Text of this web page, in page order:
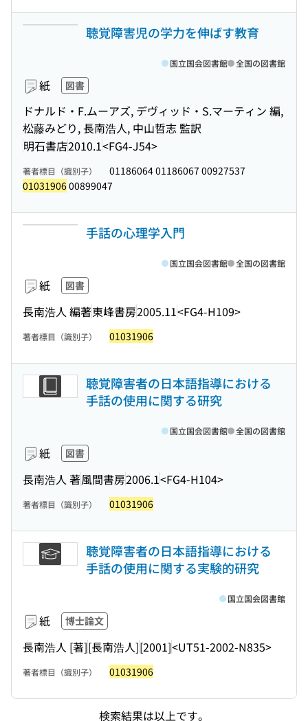
聴覚障害児の学力を伸ばす教育
紙 図書
ドナルド・F.ムーアズ, デヴィッド・S.マーティン 編,
松藤みどり, 長南浩人, 中山哲志 監訳
明石書店2010.1<FG4-J54>
国立国会図書館 全国の図書館
著者標目（識別子）
01186064 01186067 00927537
0103190600899047
手話の心理学入門
紙 図書
長南浩人 編著東峰書房2005.11<FG4-H109>
国立国会図書館 全国の図書館
著者標目（識別子） 01031906
聴覚障害者の日本語指導における
手話の使用に関する研究
紙 図書
長南浩人 著風間書房2006.1<FG4-H104>
国立国会図書館 全国の図書館
著者標目（識別子） 01031906
聴覚障害者の日本語指導における
手話の使用に関する実験的研究
紙 博士論文
長南浩人 [著][長南浩人][2001]<UT51-2002-N835>
国立国会図書館
著者標目（識別子） 01031906
検索結果は以上です。